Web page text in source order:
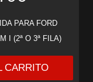
PARA FORD
I (2ª O 3ª FILA)
CARRITO